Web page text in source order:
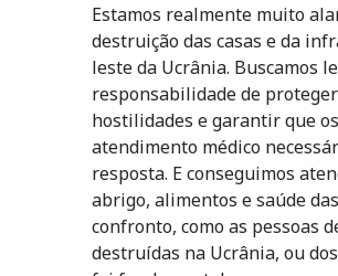
Estamos realmente muito
destruição das casas e da
leste da Ucrânia. Buscamos
responsabilidade de
hostilidades e garantir que
atendimento médico
resposta. E conseguimos
abrigo, alimentos e saúde
confronto, como as pessoas
destruídas na Ucrânia, ou